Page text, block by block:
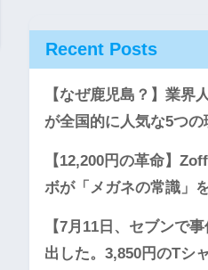
Recent Posts
【なぜ鹿児島？】業界
が全国的に人気な5つの
【12,200円の革命】
ボが「メガネの常識」
【7月11日、セブンで
出した。3,850円のTシ